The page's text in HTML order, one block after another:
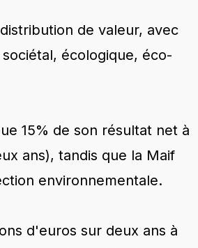
de valeur, avec
écologique, éco-
15% de son résultat net à
ans), tandis que la Maif
environnementale.
d'euros sur deux ans à